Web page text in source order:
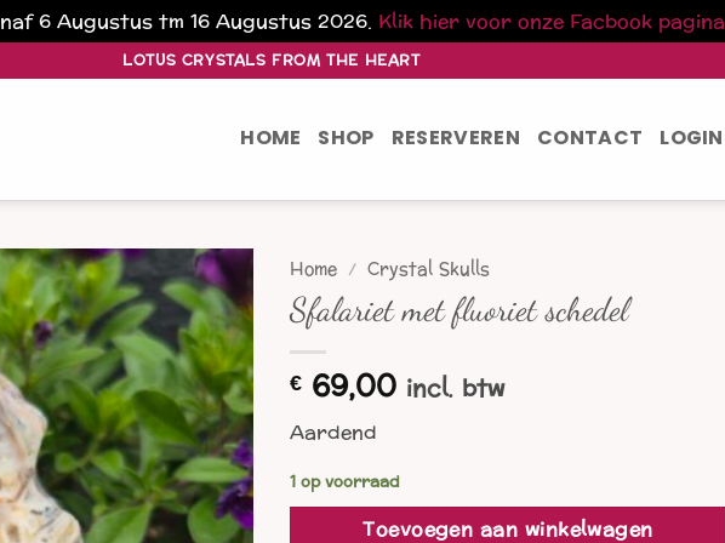
6 Augustus tm 16 Augustus 2026. Klik hier voor onze Facbook pagina
LOTUS CRYSTALS FROM THE HEART
HOME SHOP RESERVEREN CONTACT LOGIN
Home / Crystal Skulls
Sfalariet met fluoriet schedel
€ 69,00 incl. btw
Aardend
1 op voorraad
Toevoegen aan winkelwagen